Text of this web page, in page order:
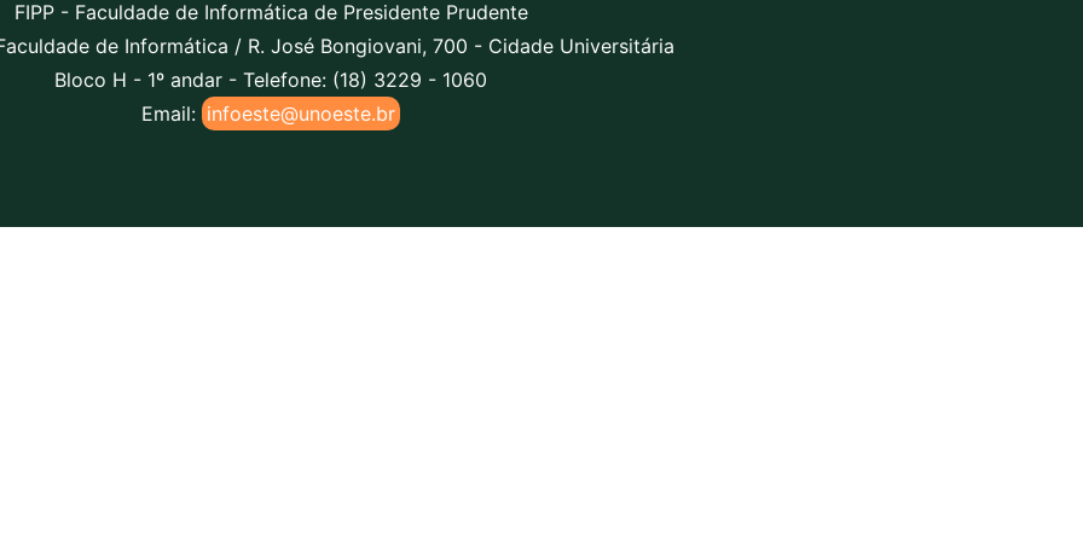
FIPP - Faculdade de Informática de Presidente Prudente
de Informática / R. José Bongiovani, 700 - Cidade Universitária
Bloco H - 1º andar - Telefone: (18) 3229 - 1060
Email: infoeste@unoeste.br